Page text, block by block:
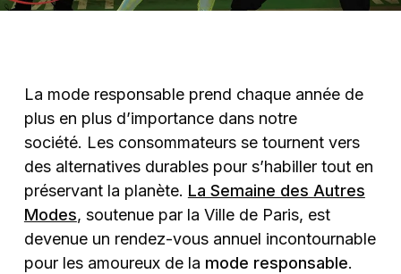
La mode responsable prend chaque année de
plus en plus d’importance dans notre
société. Les consommateurs se tournent vers
des alternatives durables pour s’habiller tout en
préservant la planète. La Semaine des Autres
Modes, soutenue par la Ville de Paris, est
devenue un rendez-vous annuel incontournable
pour les amoureux de la mode responsable.